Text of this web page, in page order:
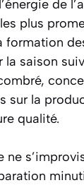
de
plus
formation
saison
sur la
qualité.
ne